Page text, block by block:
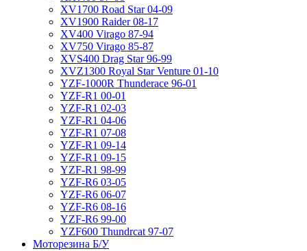
XV1700 Road Star 04-09
XV1900 Raider 08-17
XV400 Virago 87-94
XV750 Virago 85-87
XVS400 Drag Star 96-99
XVZ1300 Royal Star Venture 01-10
YZF-1000R Thunderace 96-01
YZF-R1 00-01
YZF-R1 02-03
YZF-R1 04-06
YZF-R1 07-08
YZF-R1 09-14
YZF-R1 09-15
YZF-R1 98-99
YZF-R6 03-05
YZF-R6 06-07
YZF-R6 08-16
YZF-R6 99-00
YZF600 Thundrcat 97-07
Моторезина Б/У